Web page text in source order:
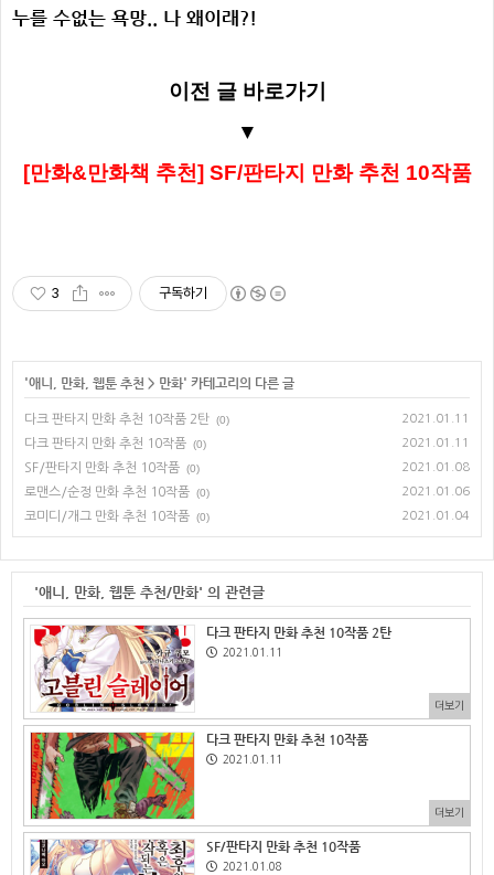
누를 수없는 욕망.. 나 왜이래?!
이전 글 바로가기
▼
[만화&만화책 추천] SF/판타지 만화 추천 10작품
3 구독하기
'애니, 만화, 웹툰 추천 > 만화' 카테고리의 다른 글
다크 판타지 만화 추천 10작품 2탄 (0) 2021.01.11
다크 판타지 만화 추천 10작품 (0) 2021.01.11
SF/판타지 만화 추천 10작품 (0) 2021.01.08
로맨스/순정 만화 추천 10작품 (0) 2021.01.06
코미디/개그 만화 추천 10작품 (0) 2021.01.04
'애니, 만화, 웹툰 추천/만화' 의 관련글
다크 판타지 만화 추천 10작품 2탄
2021.01.11
더보기
다크 판타지 만화 추천 10작품
2021.01.11
더보기
SF/판타지 만화 추천 10작품
2021.01.08